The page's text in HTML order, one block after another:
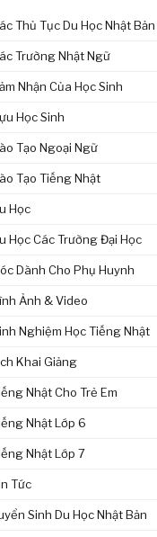
Thủ Tục Du Học Nhật Bản
Trường Nhật Ngữ
Nhận Của Học Sinh
Học Sinh
Tạo Ngoại Ngữ
Tạo Tiếng Nhật
Học
Học Các Trường Đại Học
Dành Cho Phụ Huynh
Ảnh & Video
Nghiệm Học Tiếng Nhật
Khai Giảng
Nhật Cho Trẻ Em
Nhật Lớp 6
Nhật Lớp 7
Tức
Sinh Du Học Nhật Bản